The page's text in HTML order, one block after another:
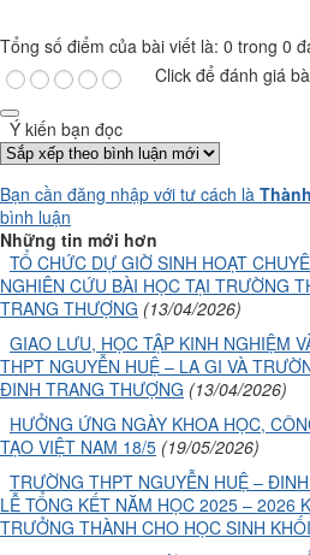
Tổng số điểm của bài viết là: 0 trong 0
Click để đánh giá
Ý kiến bạn đọc
Bạn cần đăng nhập với tư cách là
bình luận
Những tin mới hơn
TỔ CHỨC DỰ GIỜ SINH HOẠT
NGHIÊN CỨU BÀI HỌC TẠI TRƯỜNG
TRANG THƯỢNG (13/04/2026)
GIAO LƯU, HỌC TẬP KINH NGHIỆM
THPT NGUYỄN HUỆ – LA GI VÀ
ĐINH TRANG THƯỢNG (13/04/2026)
HƯỞNG ỨNG NGÀY KHOA HỌC,
TẠO VIỆT NAM 18/5 (19/05/2026)
TRƯỜNG THPT NGUYỄN HUỆ –
LỄ TỔNG KẾT NĂM HỌC 2025 – 2026
TRƯỞNG THÀNH CHO HỌC SINH